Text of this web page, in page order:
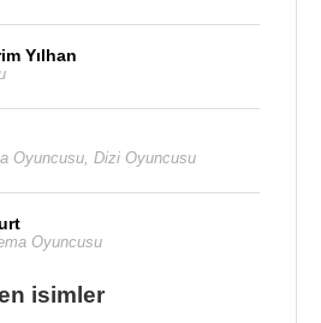
Yılhan
Oyuncusu Dizi Oyuncusu
Oyuncusu
isimler